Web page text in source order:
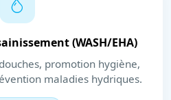
(WASH/EHA)
promotion hygiène,
maladies hydriques.